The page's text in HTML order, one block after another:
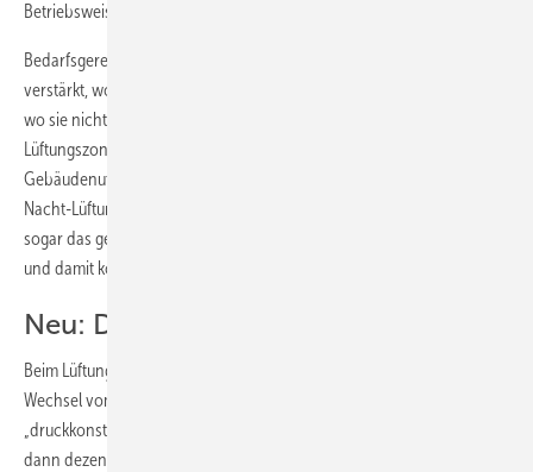
Betriebsweise mehr Energie aufgewendet als notwendig ist.
Bedarfsgerecht lüften würde man, wenn man den Luftwechsel dort
verstärkt, wo Stoff- und Feuchtelasten auftreten und dort minimiert,
wo sie nicht auftreten. Beispielsweise könnte man dazu gezielt
Lüftungszonen schaffen, die dem typischen Tagesablauf der
Gebäudenutzer angepasst sind, etwa eine Tag-Lüftungszone und eine
Nacht-Lüftungszone. Führt man den Gedanken konsequent fort, kann
sogar das gesamte Lüftungssystem inklusive dem Lüftungsgerät kleiner
und damit kostengünstiger dimensioniert werden.
Neu: Druckkonstanter Betrieb
Beim Lüftungsgerät würde sich wenig ändern: Es wäre nur ein
Wechsel vom bisher „volumenstromkonstanten“ zum
„druckkonstanten“ Betrieb zu realisieren. Der Volumenstrom wird
dann dezentral geregelt bzw. gesteuert.